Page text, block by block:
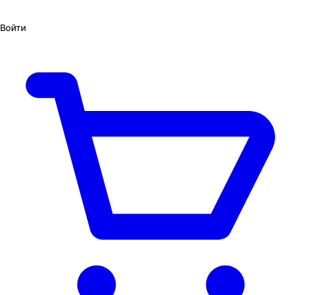
Войти